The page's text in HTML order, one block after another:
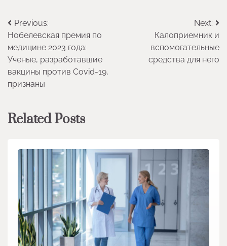
Навигация
по
записям
Previous:
Нобелевская премия по
медицине 2023 года:
Ученые, разработавшие
вакцины против Covid-19,
признаны
Next:
Калоприемник и
вспомогательные
средства для него
Related Posts